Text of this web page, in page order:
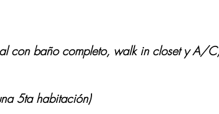
con baño completo, walk in closet y A/
5ta habitación)